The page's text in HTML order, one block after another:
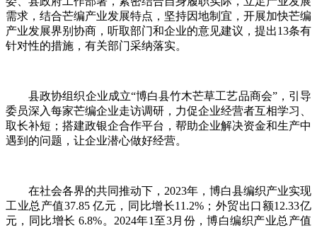
需求，结合芒编产业发展特点，坚持因地制宜，开展加快芒编
产业发展界别协商，听取部门和企业的意见建议，提出13条有
针对性的措施，有关部门采纳落实。
县政协组织企业成立“博白县竹木芒草工艺品商会”，引导
委员深入每家芒编企业走访调研，力促企业经营者互相学习、
取长补短；搭建政银企合作平台，帮助企业解决资金和生产中
遇到的问题，让企业潜心做好经营。
在社会各界的共同推动下，2023年，博白县编织产业实现
工业总产值37.85 亿元，同比增长11.2%；外贸出口额12.33亿
元，同比增长 6.8%。2024年1至3月份，博白编织产业总产值